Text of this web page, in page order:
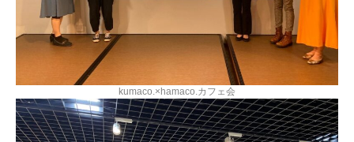
kumaco.×hamaco.カフェ会